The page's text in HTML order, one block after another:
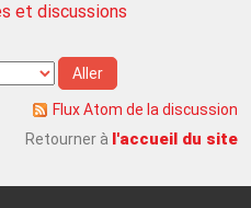
et discussions
Flux Atom de la discussion
Retourner à l'accueil du site